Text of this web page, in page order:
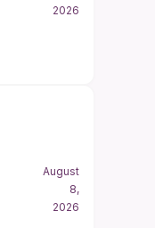
2026
August
8,
2026